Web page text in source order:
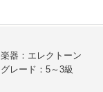
楽器：エレクトーン
グレード：5～3級